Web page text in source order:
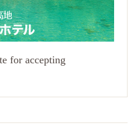
for accepting